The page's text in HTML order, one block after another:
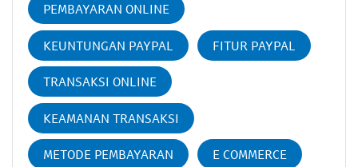
PEMBAYARAN ONLINE
KEUNTUNGAN PAYPAL FITUR PAYPAL
TRANSAKSI ONLINE
KEAMANAN TRANSAKSI
METODE PEMBAYARAN E COMMERCE